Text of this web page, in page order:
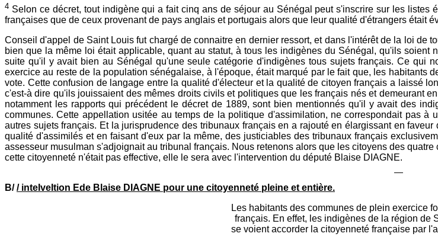
4 Selon ce décret, tout indigène qui a fait cinq ans de séjour au Sénégal peut s'inscrire sur les
françaises que de ceux provenant de pays anglais et portugais alors que leur qualité d'étrangers était
Conseil d'appel de Saint Louis fut chargé de connaitre en dernier ressort, et dans l'intérêt de la loi de
bien que la même loi était applicable, quant au statut, à tous les indigènes du Sénégal, qu'ils
suite qu'il y avait bien au Sénégal qu'une seule catégorie d'indigènes tous sujets français. Ce qui
exercice au reste de la population sénégalaise, à l'époque, était marqué par le fait que, les
vote. Cette confusion de langage entre la qualité d'électeur et la qualité de citoyen français a laissé
c'est-à dire qu'ils jouissaient des mêmes droits civils et politiques que les français nés et demeurant
notamment les rapports qui précédent le décret de 1889, sont bien mentionnés qu'il y avait des
communes. Cette appellation usitée au temps de la politique d'assimilation, ne correspondait pas
autres sujets français. Et la jurisprudence des tribunaux français en a rajouté en élargissant en
qualité d'assimilés et en faisant d'eux par la même, des justiciables des tribunaux français
assesseur musulman s'adjoignait au tribunal français. Nous retenons alors que les citoyens des
cette citoyenneté n'était pas effective, elle le sera avec l'intervention du député Blaise DIAGNE.
B// inteIveItion Ede Blaise DIAGNE pour une citoyenneté pleine et entière.
Les habitants des communes de plein exercice
français. En effet, les indigènes de la région de
se voient accorder la citoyenneté française par